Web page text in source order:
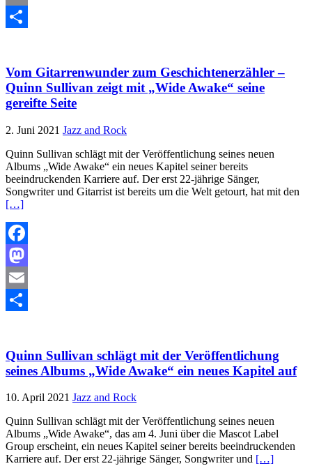
Email
Vom Gitarrenwunder zum Geschichtenerzähler –
Quinn Sullivan zeigt mit „Wide Awake“ seine
gereifte Seite
2. Juni 2021 Jazz and Rock
Quinn Sullivan schlägt mit der Veröffentlichung seines neuen
Albums „Wide Awake“ ein neues Kapitel seiner bereits
beeindruckenden Karriere auf. Der erst 22-jährige Sänger,
Songwriter und Gitarrist ist bereits um die Welt getourt, hat mit den
[…]
Facebook
Mastodon
Email
Quinn Sullivan schlägt mit der Veröffentlichung
seines Albums „Wide Awake“ ein neues Kapitel auf
10. April 2021 Jazz and Rock
Quinn Sullivan schlägt mit der Veröffentlichung seines neuen
Albums „Wide Awake“, das am 4. Juni über die Mascot Label
Group erscheint, ein neues Kapitel seiner bereits beeindruckenden
Karriere auf. Der erst 22-jährige Sänger, Songwriter und […]